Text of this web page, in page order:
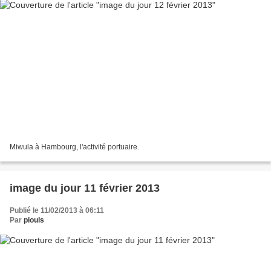
Miwula à Hambourg, l'activité portuaire.
image du jour 11 février 2013
Publié le 11/02/2013 à 06:11
Par piouls